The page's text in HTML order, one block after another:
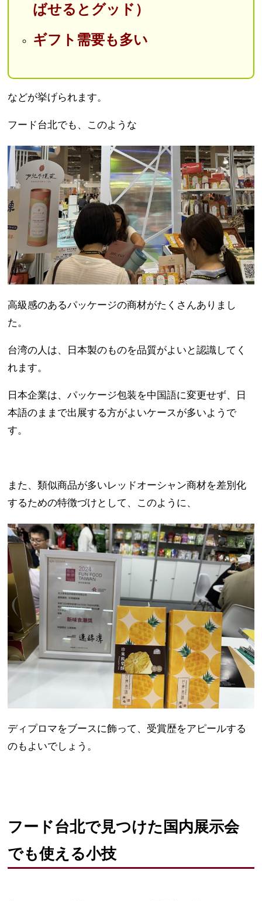
ばせるとグッド）
ギフト需要も多い
などが挙げられます。
フード台北でも、このような
高級感のあるパッケージの商材がたくさんありまし
た。
台湾の人は、日本製のものを品質がよいと認識してく
れます。
日本企業は、パッケージ包装を中国語に変更せず、日
本語のままで出展する方がよいケースが多いようで
す。
また、類似商品が多いレッドオーシャン商材を差別化
するための特徴づけとして、このように、
ディプロマをブースに飾って、受賞歴をアピールする
のもよいでしょう。
フード台北で見つけた国内展示会
でも使える小技